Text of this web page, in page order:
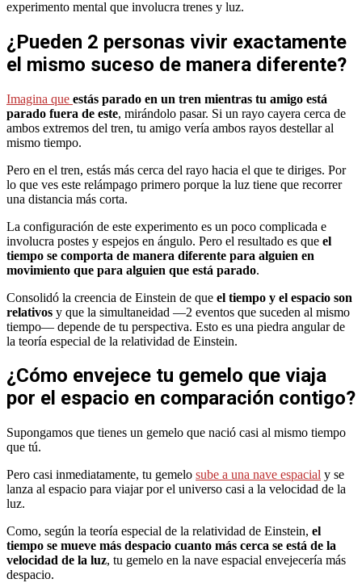
experimento mental que involucra trenes y luz.
¿Pueden 2 personas vivir exactamente
el mismo suceso de manera diferente?
Imagina que estás parado en un tren mientras tu amigo está
parado fuera de este, mirándolo pasar. Si un rayo cayera cerca de
ambos extremos del tren, tu amigo vería ambos rayos destellar al
mismo tiempo.
Pero en el tren, estás más cerca del rayo hacia el que te diriges. Por
lo que ves este relámpago primero porque la luz tiene que recorrer
una distancia más corta.
La configuración de este experimento es un poco complicada e
involucra postes y espejos en ángulo. Pero el resultado es que el
tiempo se comporta de manera diferente para alguien en
movimiento que para alguien que está parado.
Consolidó la creencia de Einstein de que el tiempo y el espacio son
relativos y que la simultaneidad —2 eventos que suceden al mismo
tiempo— depende de tu perspectiva. Esto es una piedra angular de
la teoría especial de la relatividad de Einstein.
¿Cómo envejece tu gemelo que viaja
por el espacio en comparación contigo?
Supongamos que tienes un gemelo que nació casi al mismo tiempo
que tú.
Pero casi inmediatamente, tu gemelo sube a una nave espacial y se
lanza al espacio para viajar por el universo casi a la velocidad de la
luz.
Como, según la teoría especial de la relatividad de Einstein, el
tiempo se mueve más despacio cuanto más cerca se está de la
velocidad de la luz, tu gemelo en la nave espacial envejecería más
despacio.